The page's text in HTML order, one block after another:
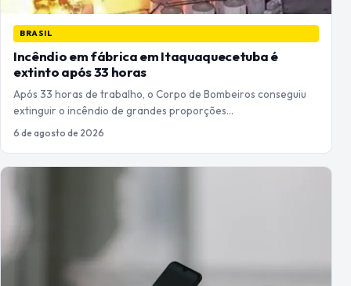
BRASIL
Incêndio em fábrica em Itaquaquecetuba é
extinto após 33 horas
Após 33 horas de trabalho, o Corpo de Bombeiros conseguiu
extinguir o incêndio de grandes proporções…
6 de agosto de 2026